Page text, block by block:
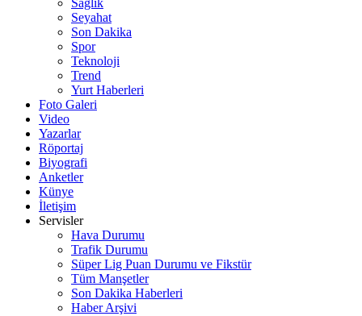
Sağlık
Seyahat
Son Dakika
Spor
Teknoloji
Trend
Yurt Haberleri
Foto Galeri
Video
Yazarlar
Röportaj
Biyografi
Anketler
Künye
İletişim
Servisler
Hava Durumu
Trafik Durumu
Süper Lig Puan Durumu ve Fikstür
Tüm Manşetler
Son Dakika Haberleri
Haber Arşivi